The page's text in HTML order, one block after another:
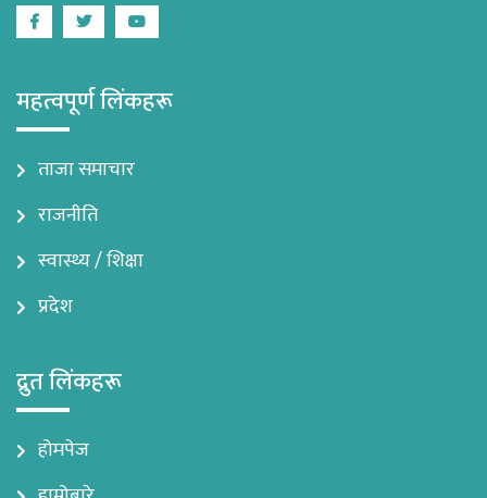
FacebookTwitterYoutube
महत्वपूर्ण लिंकहरू
ताजा समाचार
राजनीति
स्वास्थ्य / शिक्षा
प्रदेश
द्रुत लिंकहरू
होमपेज